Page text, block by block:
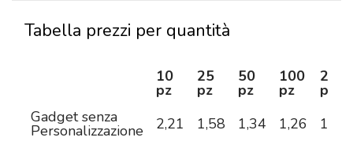
Tabella prezzi per quantità
10
pz
25
pz
50
pz
100
pz
250
pz
Gadget senza
Personalizzazione 2,21 1,58 1,34 1,26
1,17